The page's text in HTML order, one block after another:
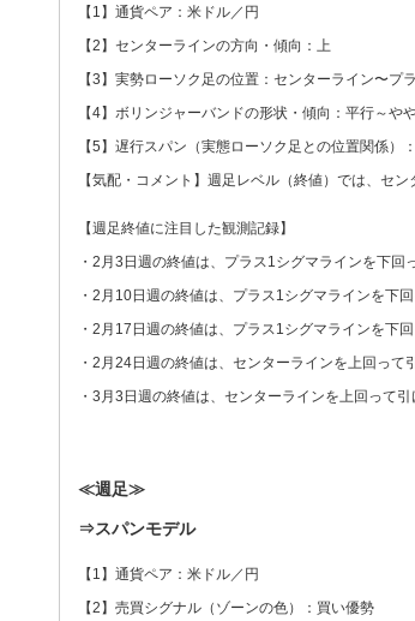
【1】通貨ペア：米ドル／円
【2】センターラインの方向・傾向：上
【3】実勢ローソク足の位置：センターライン〜プ
【4】ボリンジャーバンドの形状・傾向：平行～や
【5】遅行スパン（実態ローソク足との位置関係
【気配・コメント】週足レベル（終値）では、セ
【週足終値に注目した観測記録】
・2月3日週の終値は、プラス1シグマラインを下
・2月10日週の終値は、プラス1シグマラインを下
・2月17日週の終値は、プラス1シグマラインを下
・2月24日週の終値は、センターラインを上回っ
・3月3日週の終値は、センターラインを上回って
≪週足≫
⇒スパンモデル
【1】通貨ペア：米ドル／円
【2】売買シグナル（ゾーンの色）：買い優勢